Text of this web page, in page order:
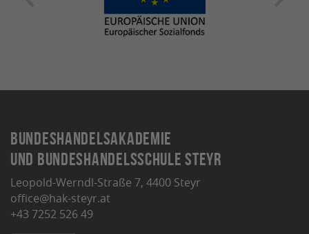
Bundeshandelsakademie
und Bundeshandelsschule Steyr
Leopold-Werndl-Straße 7, 4400 Steyr
office@hak-steyr.at
+43 7252 526 49